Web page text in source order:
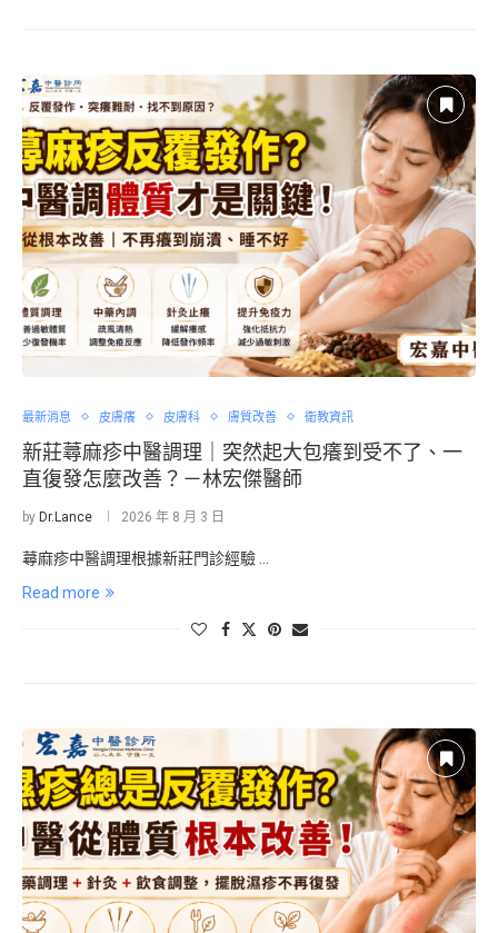
最新消息 皮膚癢 皮膚科 膚質改善 衛教資訊
新莊蕁麻疹中醫調理｜突然起大包癢到受不了、一
直復發怎麼改善？－林宏傑醫師
by Dr.Lance 2026 年 8 月 3 日
蕁麻疹中醫調理根據新莊門診經驗 …
Read more